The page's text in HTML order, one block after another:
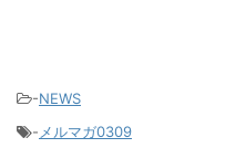
-NEWS
- メルマガ0309